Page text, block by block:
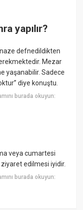
yapılır?
defnedildikten
Mezar
yaşanabilir. Sadece
diye konuştu.
burada okuyun:
veya cumartesi
edilmesi iyidir.
burada okuyun: